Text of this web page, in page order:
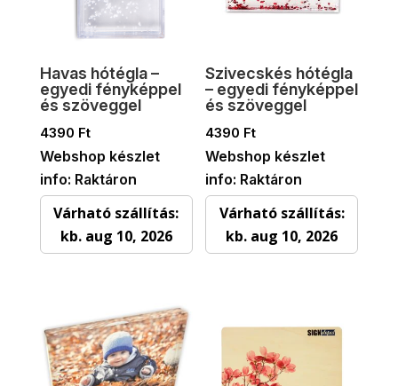
Havas hótégla –
egyedi fényképpel
és szöveggel
4390 Ft
Webshop készlet
info: Raktáron
Várható szállítás:
kb. aug 10, 2026
Szivecskés hótégla
– egyedi fényképpel
és szöveggel
4390 Ft
Webshop készlet
info: Raktáron
Várható szállítás:
kb. aug 10, 2026